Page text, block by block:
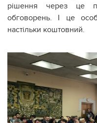
рішення через це
обговорень. І це
настільки коштовний.